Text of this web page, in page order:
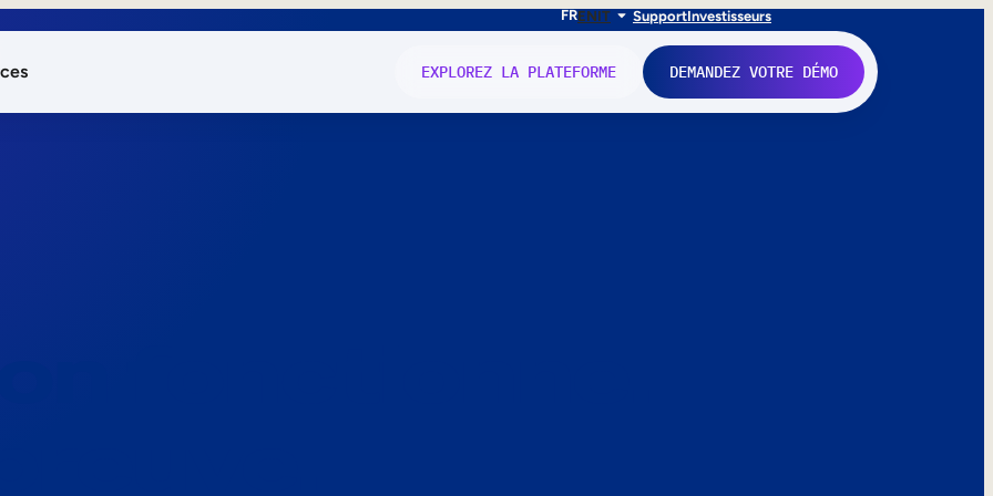
FRENIT SupportInvestisseurs
EXPLOREZ LA PLATEFORME DEMANDEZ VOTRE DÉMO